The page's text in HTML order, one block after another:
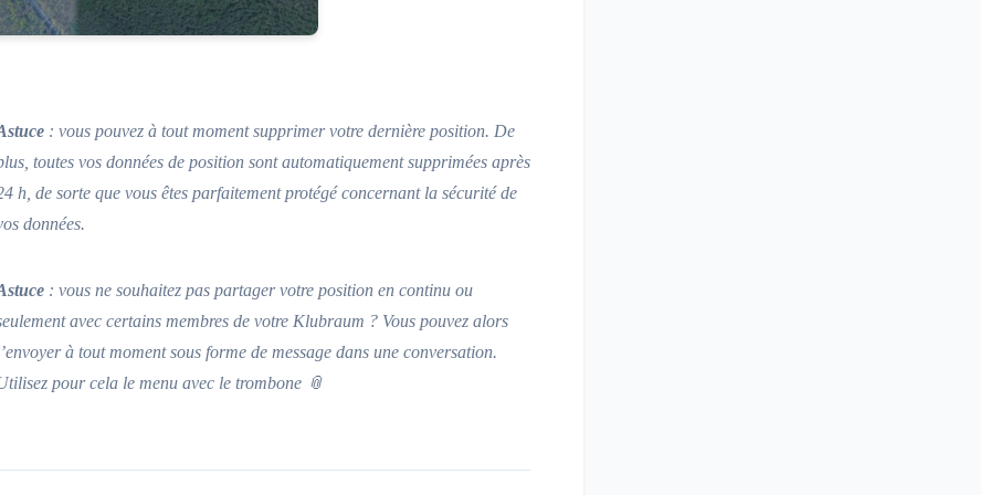
: vous pouvez à tout moment supprimer votre dernière position. De
toutes vos données de position sont automatiquement supprimées après
h, de sorte que vous êtes parfaitement protégé concernant la sécurité de
données.
: vous ne souhaitez pas partager votre position en continu ou
avec certains membres de votre Klubraum ? Vous pouvez alors
à tout moment sous forme de message dans une conversation.
pour cela le menu avec le trombone 📎